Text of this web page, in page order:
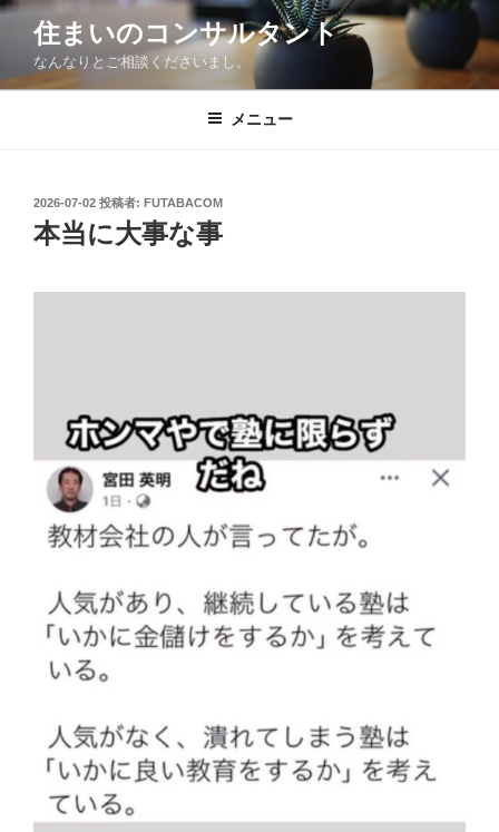
コ
ン
住まいのコンサルタント
なんなりとご相談くださいまし。
メニュー
投
日:
2026-07-02 投稿者: FUTABACOM
本当に大事な事